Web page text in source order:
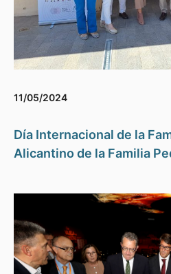
11/05/2024
Día Internacional de la
Alicantino de la Familia